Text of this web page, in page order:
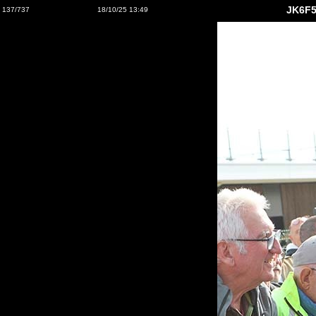
137/737 18/10/25 13:49